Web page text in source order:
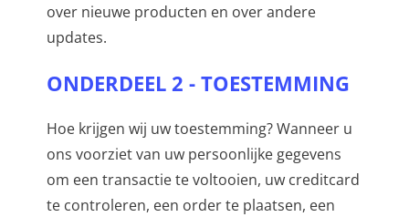
over nieuwe producten en over andere
updates.
ONDERDEEL 2 - TOESTEMMING
Hoe krijgen wij uw toestemming? Wanneer u
ons voorziet van uw persoonlijke gegevens
om een transactie te voltooien, uw creditcard
te controleren, een order te plaatsen, een